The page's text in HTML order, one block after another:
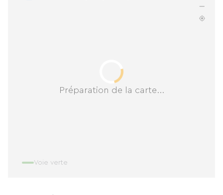
Préparation de la carte...
Voie verte